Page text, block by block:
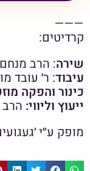
———
קרדיטים:
שירה: הרב
עיבוד: ר׳ עובד
כינור והפקה
ייעוץ וליווי: הרב
מופק ע״י